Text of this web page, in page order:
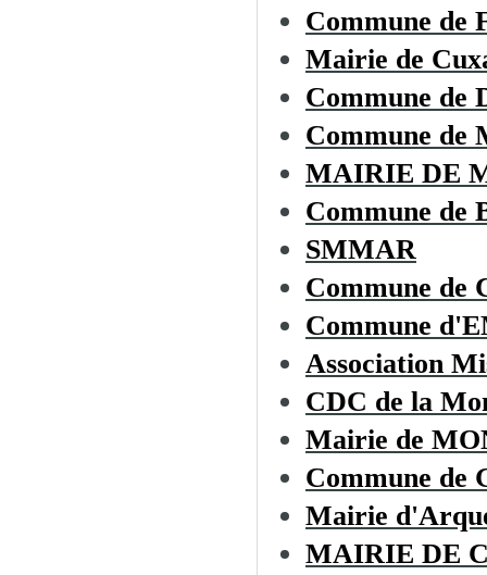
Commune de
Mairie de
Commune de
Commune de
MAIRIE DE
Commune de
SMMAR
Commune de
Commune
Association
CDC de la
Mairie de
Commune de
Mairie
MAIRIE DE